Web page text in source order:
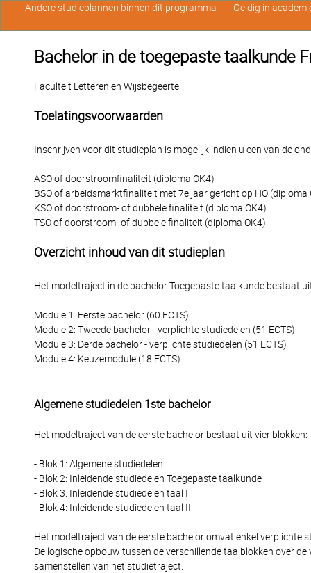
Bachelor in de toegepaste taalkunde
Faculteit Letteren en Wijsbegeerte
Toelatingsvoorwaarden
Inschrijven voor dit studieplan is mogelijk indien u een van de
ASO of doorstroomfinaliteit (diploma OK4)
BSO of arbeidsmarktfinaliteit met 7e jaar gericht op HO (diploma
KSO of doorstroom- of dubbele finaliteit (diploma OK4)
TSO of doorstroom- of dubbele finaliteit (diploma OK4)
Overzicht inhoud van dit studieplan
Het modeltraject in de bachelor Toegepaste taalkunde bestaat
Module 1: Eerste bachelor (60 ECTS)
Module 2: Tweede bachelor - verplichte studiedelen (51 ECTS)
Module 3: Derde bachelor - verplichte studiedelen (51 ECTS)
Module 4: Keuzemodule (18 ECTS)
Algemene studiedelen 1ste bachelor
Het modeltraject van de eerste bachelor bestaat uit vier blokken:
- Blok 1: Algemene studiedelen
- Blok 2: Inleidende studiedelen Toegepaste taalkunde
- Blok 3: Inleidende studiedelen taal I
- Blok 4: Inleidende studiedelen taal II
Het modeltraject van de eerste bachelor omvat enkel verplichte
De logische opbouw tussen de verschillende taalblokken over
samenstellen van het studietraject.
Andere studieplannen binnen dit programma Geldig in